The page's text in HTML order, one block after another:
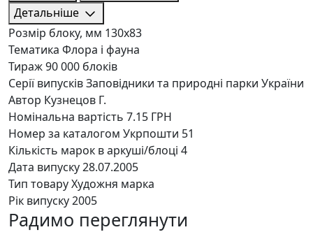
Детальніше
Розмір блоку, мм 130х83
Тематика Флора і фауна
Тираж90 000 блоків
Серії випусківЗаповідники та природні парки України
Автор Кузнецов Г.
Номінальна вартість 7.15 ГРН
Номер за каталогом Укрпошти 51
Кількість марок в аркуші/блоці 4
Дата випуску28.07.2005
Тип товаруХудожня марка
Рік випуску2005
Радимо переглянути